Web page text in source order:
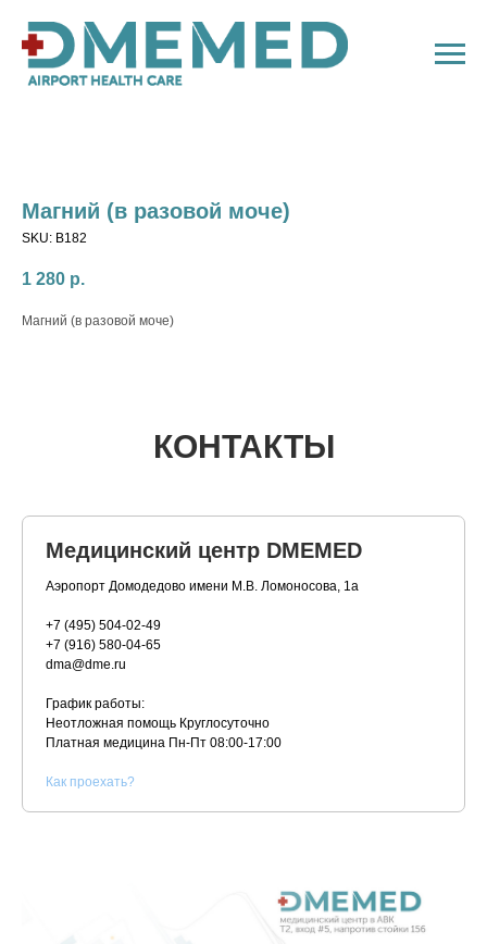
Магний (в разовой моче)
SKU: B182
1 280 р.
Магний (в разовой моче)
КОНТАКТЫ
Медицинский центр DMEMED
Аэропорт Домодедово имени М.В. Ломоносова, 1а
+7 (495) 504-02-49
+7 (916) 580-04-65
dma@dme.ru
График работы:
Неотложная помощь Круглосуточно
Платная медицина Пн-Пт 08:00-17:00
Как проехать?